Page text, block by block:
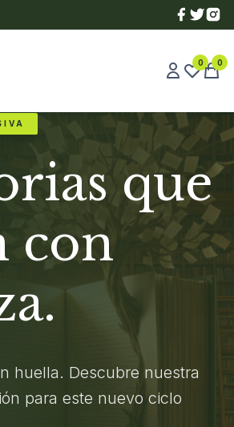
0 0
que
con
huella. Descubre nuestra
para este nuevo ciclo